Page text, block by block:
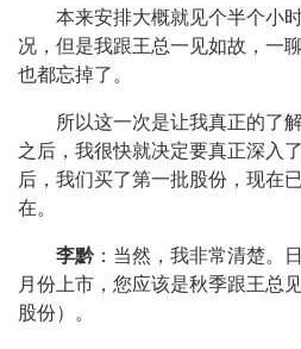
本来安排大概就见个半个小
况，但是我跟王总一见如故，一
也都忘掉了。
所以这一次是让我真正的了
之后，我很快就决定要真正深入
后，我们买了第一批股份，现在
在。
李黔：当然，我非常清楚。
月份上市，您应该是秋季跟王总
股份）。